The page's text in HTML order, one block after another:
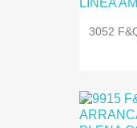
3052